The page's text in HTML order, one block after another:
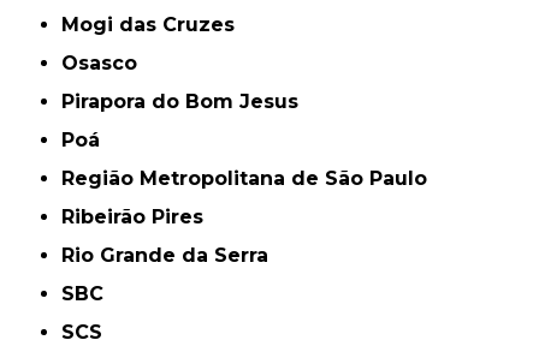
Mogi das Cruzes
Osasco
Pirapora do Bom Jesus
Poá
Região Metropolitana de São Paulo
Ribeirão Pires
Rio Grande da Serra
SBC
SCS